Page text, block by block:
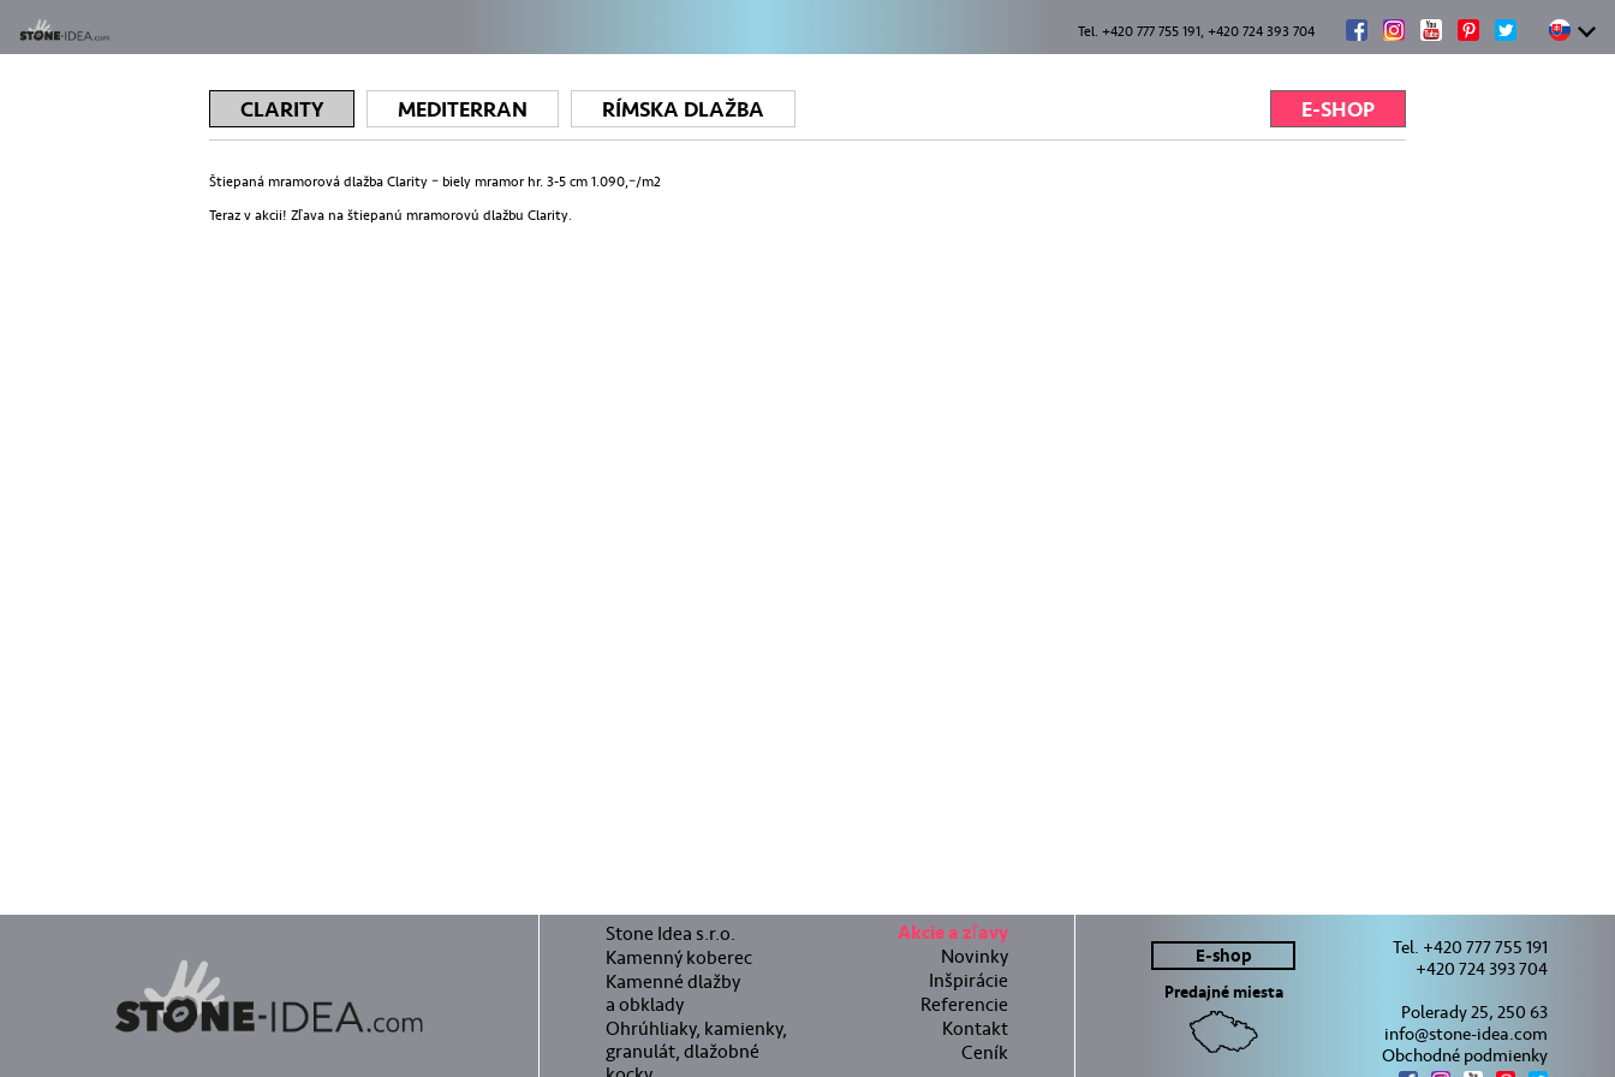
Tel. +420 777 755 191, +420 724 393 704
E-SHOP
CLARITY MEDITERRAN RÍMSKA DLAŽBA
Štiepaná mramorová dlažba Clarity – biely mramor hr. 3-5 cm 1.090,–/m2
Teraz v akcii! Zľava na štiepanú mramorovú dlažbu Clarity.
Stone Idea s.r.o.
Kamenný koberec
Kamenné dlažby
a obklady
Ohrúhliaky, kamienky,
granulát, dlažobné
Akcie a zľavy
Novinky
Inšpirácie
Referencie
Kontakt
Ceník
E-shop
Predajné miesta
Tel. +420 777 755 191
+420 724 393 704
Polerady 25, 250 63
info@stone-idea.com
Obchodné podmienky